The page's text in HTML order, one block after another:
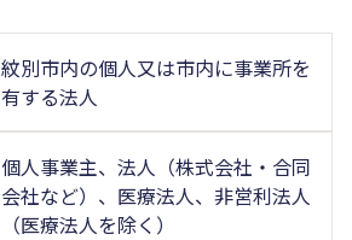
紋別市内の個人又は市内に事業所を
有する法人
個人事業主、法人（株式会社・合同
会社など）、医療法人、非営利法人
（医療法人を除く）